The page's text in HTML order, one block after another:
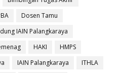
Dosen Tamu
IAIN Palangkaraya
HAKI
HMPS
IAIN Palangkaraya
ITHLA